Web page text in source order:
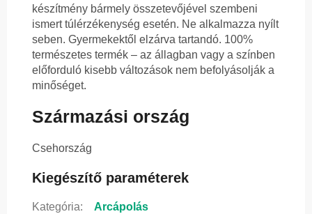
készítmény bármely összetevőjével szembeni
ismert túlérzékenység esetén. Ne alkalmazza nyílt
seben. Gyermekektől elzárva tartandó. 100%
természetes termék – az állagban vagy a színben
előforduló kisebb változások nem befolyásolják a
minőséget.
Származási ország
Csehország
Kiegészítő paraméterek
Kategória:
Arcápolás